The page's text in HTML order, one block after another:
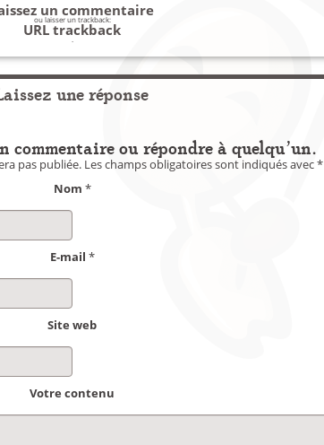
un commentaire
ou laisser un trackback:
URL trackback
.
une réponse
commentaire ou répondre à quelqu'un.
pas publiée.Les champs obligatoires sont indiqués avec*
Nom *
E-mail *
Site web
Votre contenu